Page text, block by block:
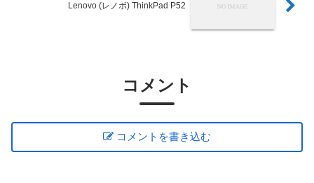
Lenovo (レノボ) ThinkPad P52
コメント
コメントを書き込む